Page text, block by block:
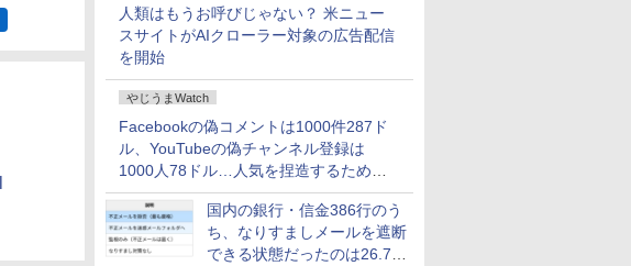
ど！その14】
人類はもうお呼びじゃない？ 米ニュー
スサイトがAIクローラー対象の広告配信
を開始
やじうまWatch
Facebookの偽コメントは1000件287ド
ル、YouTubeの偽チャンネル登録は
1000人78ドル…人気を捏造するための
価格リストが公開中
国内の銀行・信金386行のう
ち、なりすましメールを遮断
できる状態だったのは26.7％